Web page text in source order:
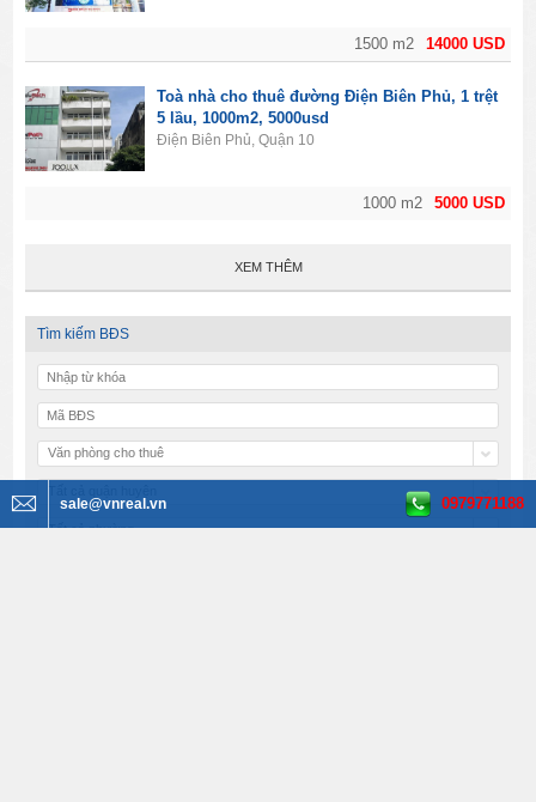
14000 USD
1500 m2
5000 USD
1000 m2
Toà nhà cho thuê đường Điện Biên Phủ, 1 trệt
5 lầu, 1000m2, 5000usd
Điện Biên Phủ, Quận 10
XEM THÊM
Tìm kiếm BĐS
Văn phòng cho thuê
Tất cả phường
sale@vnreal.vn 0979771188